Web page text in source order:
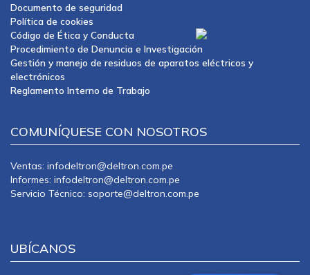
Documento de seguridad
Política de cookies
Código de Ética y Conducta
Procedimiento de Denuncia e Investigación
Gestión y manejo de residuos de aparatos eléctricos y
electrónicos
Reglamento Interno de Trabajo
COMUNÍQUESE CON NOSOTROS
Ventas: infodeltron@deltron.com.pe
Informes: infodeltron@deltron.com.pe
Servicio Técnico: soporte@deltron.com.pe
UBÍCANOS